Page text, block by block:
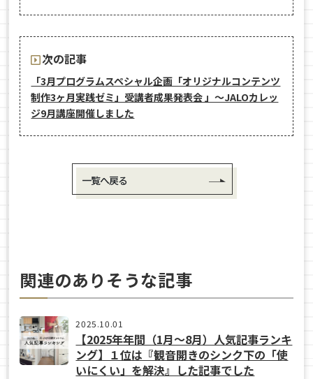
次の記事
「3月プログラムスペシャル企画「オリジナルコンテンツ
制作3ヶ月実践ゼミ」受講者成果発表会 」〜JALOカレッ
ジ9月講座開催しました
一覧へ戻る
関連のありそうな記事
2025.10.01
【2025年年間（1月〜8月）人気記事ランキ
ング】１位は『観音開きのシンク下の「使
いにくい」を解決』した記事でした